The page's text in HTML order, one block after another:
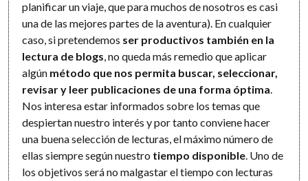
planificar un viaje, que para muchos de nosotros es casi
una de las mejores partes de la aventura). En cualquier
caso, si pretendemos ser productivos también en la
lectura de blogs, no queda más remedio que aplicar
algún método que nos permita buscar, seleccionar,
revisar y leer publicaciones de una forma óptima.
Nos interesa estar informados sobre los temas que
despiertan nuestro interés y por tanto conviene hacer
una buena selección de lecturas, el máximo número de
ellas siempre según nuestro tiempo disponible. Uno de
los objetivos será no malgastar el tiempo con lecturas